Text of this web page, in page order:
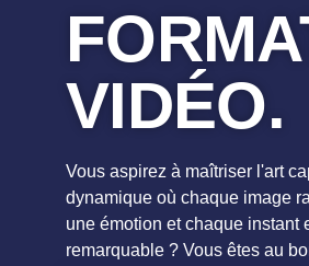
VIDÉO.
Vous aspirez à maîtriser l'art
dynamique où chaque image
une émotion et chaque instant
remarquable ? Vous êtes au